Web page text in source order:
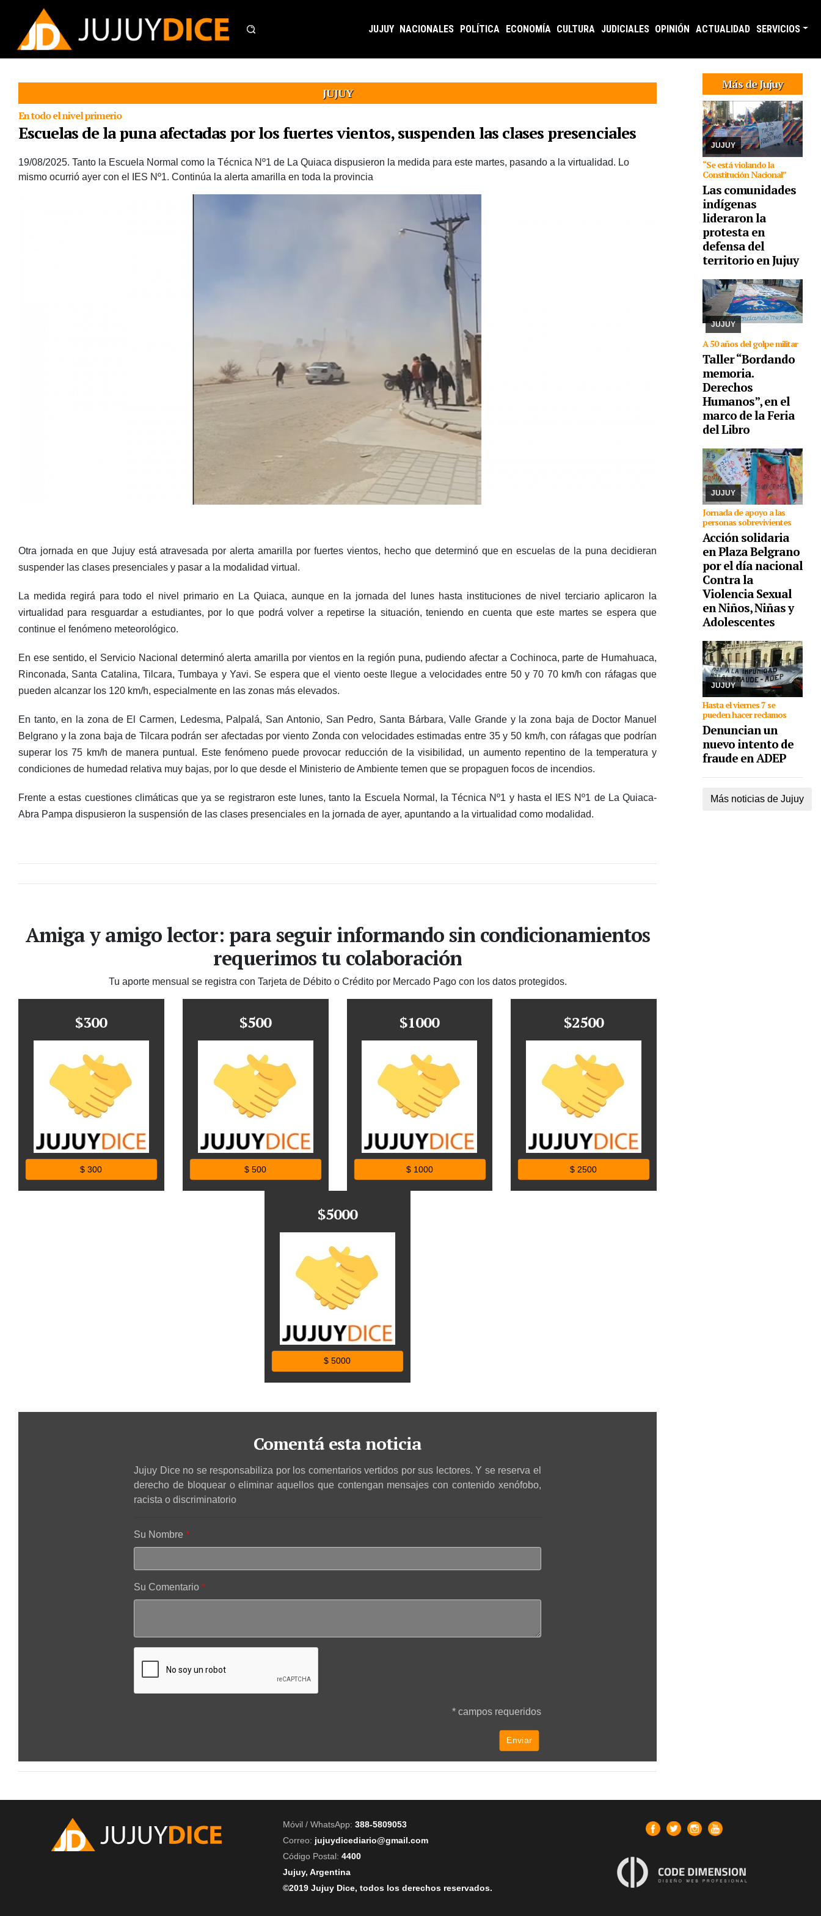
JUJUY NACIONALES POLÍTICA ECONOMÍA CULTURA JUDICIALES OPINIÓN ACTUALIDAD SERVICIOS
JUJUY
En todo el nivel primerio
Escuelas de la puna afectadas por los fuertes vientos, suspenden las clases presenciales
19/08/2025. Tanto la Escuela Normal como la Técnica Nº1 de La Quiaca dispusieron la medida para este martes, pasando a la virtualidad. Lo
mismo ocurrió ayer con el IES Nº1. Continúa la alerta amarilla en toda la provincia
Otra jornada en que Jujuy está atravesada por alerta amarilla por fuertes vientos, hecho que determinó que en escuelas de la puna decidieran
suspender las clases presenciales y pasar a la modalidad virtual.
La medida regirá para todo el nivel primario en La Quiaca, aunque en la jornada del lunes hasta instituciones de nivel terciario aplicaron la
virtualidad para resguardar a estudiantes, por lo que podrá volver a repetirse la situación, teniendo en cuenta que este martes se espera que
continue el fenómeno meteorológico.
En ese sentido, el Servicio Nacional determinó alerta amarilla por vientos en la región puna, pudiendo afectar a Cochinoca, parte de Humahuaca,
Rinconada, Santa Catalina, Tilcara, Tumbaya y Yavi. Se espera que el viento oeste llegue a velocidades entre 50 y 70 70 km/h con ráfagas que
pueden alcanzar los 120 km/h, especialmente en las zonas más elevados.
En tanto, en la zona de El Carmen, Ledesma, Palpalá, San Antonio, San Pedro, Santa Bárbara, Valle Grande y la zona baja de Doctor Manuel
Belgrano y la zona baja de Tilcara podrán ser afectadas por viento Zonda con velocidades estimadas entre 35 y 50 km/h, con ráfagas que podrían
superar los 75 km/h de manera puntual. Este fenómeno puede provocar reducción de la visibilidad, un aumento repentino de la temperatura y
condiciones de humedad relativa muy bajas, por lo que desde el Ministerio de Ambiente temen que se propaguen focos de incendios.
Frente a estas cuestiones climáticas que ya se registraron este lunes, tanto la Escuela Normal, la Técnica Nº1 y hasta el IES Nº1 de La Quiaca-
Abra Pampa dispusieron la suspensión de las clases presenciales en la jornada de ayer, apuntando a la virtualidad como modalidad.
Amiga y amigo lector: para seguir informando sin condicionamientos
requerimos tu colaboración
Tu aporte mensual se registra con Tarjeta de Débito o Crédito por Mercado Pago con los datos protegidos.
$300
$ 300
$500
$ 500
$1000
$ 1000
$2500
$ 2500
$5000
$ 5000
Comentá esta noticia
Jujuy Dice no se responsabiliza por los comentarios vertidos por sus lectores. Y se reserva el
derecho de bloquear o eliminar aquellos que contengan mensajes con contenido xenófobo,
racista o discriminatorio
Su Nombre
Su Comentario
* campos requeridos
Más de Jujuy
JUJUY
“Se está violando la
Constitución Nacional”
Las comunidades
indígenas
lideraron la
protesta en
defensa del
territorio en Jujuy
venta de la
Pachamama”,
los sectores sociales de
la provincia confluyeron
en San Salvador para r
...
JUJUY
A 50 años del golpe militar
Taller “Bordando
memoria.
Derechos
Humanos”, en el
marco de la Feria
del Libro
07/08/2026 La actividad
se desarrollará esta
tarde en CAJA. Se
libritos bordados a
mano por el colectivo y,
además, quienes
participen pod ...
JUJUY
Jornada de apoyo a las
personas sobrevivientes
Acción solidaria
en Plaza Belgrano
por el día nacional
Contra la
Violencia Sexual
en Niños, Niñas y
Adolescentes
07/08/2026 La actividad
se desarrollará este
domingo desde las 17.
juguetes, libros que
serán entregados a un
comedor comunitario.
También ...
JUJUY
Hasta el viernes 7 se
pueden hacer reclamos
Denuncian un
nuevo intento de
fraude en ADEP
06/08/2026 De cara a
las elecciones
nacionales de CTERA
integrante de la lista
Multicolor sostuvo que
hace días que la Junta
Electoral no s ...
Más noticias de Jujuy
Móvil / WhatsApp: 388-5809053
Correo: jujuydicediario@gmail.com
Código Postal: 4400
Jujuy, Argentina
©2019 Jujuy Dice, todos los derechos reservados.